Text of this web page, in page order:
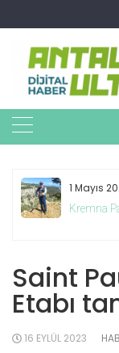
to
content
1 Mayıs
Kremna
Saint
Etabı
16 EYLÜL 2023